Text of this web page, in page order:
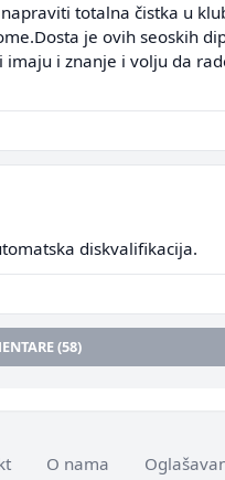
totalna čistka u
je ovih seoskih
i znanje i volju da
diskvalifikacija.
(58)
O nama